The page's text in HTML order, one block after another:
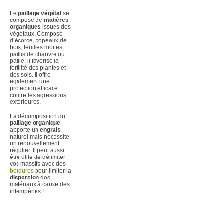
Le paillage végétal se
compose de matières
organiques issues des
végétaux. Composé
d’écorce, copeaux de
bois, feuilles mortes,
paillis de chanvre ou
paille, il favorise la
fertilité des plantes et
des sols. Il offre
également une
protection efficace
contre les agressions
extérieures.
La décomposition du
paillage organique
apporte un engrais
naturel mais nécessite
un renouvellement
régulier. Il peut aussi
être utile de délimiter
vos massifs avec des
bordures pour limiter la
dispersion des
matériaux à cause des
intempéries !